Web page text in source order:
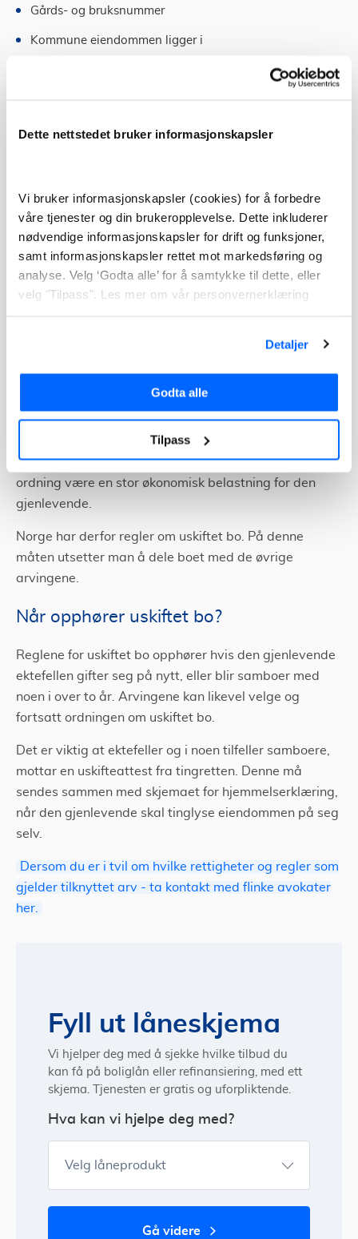
Dette nettstedet bruker informasjonskapsler
Vi bruker informasjonskapsler (cookies) for å forbedre
våre tjenester og din brukeropplevelse. Dette inkluderer
nødvendige informasjonskapsler for drift og funksjoner,
samt informasjonskapsler rettet mot markedsføring og
analyse. Velg ‘Godta alle’ for å samtykke til dette, eller
velg "Tilpass". Les mer om vår personvernerklæring
Detaljer
Godta alle
Tilpass
Gårds- og bruksnummer
Kommune eiendommen ligger i
Hvor stor eierbrøk som overføres fra hvem til hvem
ektefellen dør?
gjenlevende ektefelle eller arvinger.
Les her om arvet bolig – artikkel
Gjenlevende ektefelle kan sitte i uskifte bo. Den som
lever lengst av to ektefeller, har rett til å disponere alt
den avdøde har etterlatt seg, uten å måtte gjøre opp
De aller fleste ektefeller har felleseie. Det vil si at
formuen skal deles likt mellom ektefellene ved en
eventuell skilsmisse. Dersom ekteskapet ikke opphører
på grunn av skilsmisse, men ved død, vil en slik
ordning være en stor økonomisk belastning for den
gjenlevende.
Norge har derfor regler om uskiftet bo. På denne
måten utsetter man å dele boet med de øvrige
arvingene.
Når opphører uskiftet bo?
Reglene for uskiftet bo opphører hvis den gjenlevende
ektefellen gifter seg på nytt, eller blir samboer med
noen i over to år. Arvingene kan likevel velge og
fortsatt ordningen om uskiftet bo.
Det er viktig at ektefeller og i noen tilfeller samboere,
mottar en uskifteattest fra tingretten. Denne må
sendes sammen med skjemaet for hjemmelserklæring,
når den gjenlevende skal tinglyse eiendommen på seg
selv.
Dersom du er i tvil om hvilke rettigheter og regler som
gjelder tilknyttet arv - ta kontakt med flinke avokater
her.
Fyll ut låneskjema
Vi hjelper deg med å sjekke hvilke tilbud du
kan få på boliglån eller refinansiering, med ett
skjema. Tjenesten er gratis og uforpliktende.
Hva kan vi hjelpe deg med?
Velg låneprodukt
gå videre